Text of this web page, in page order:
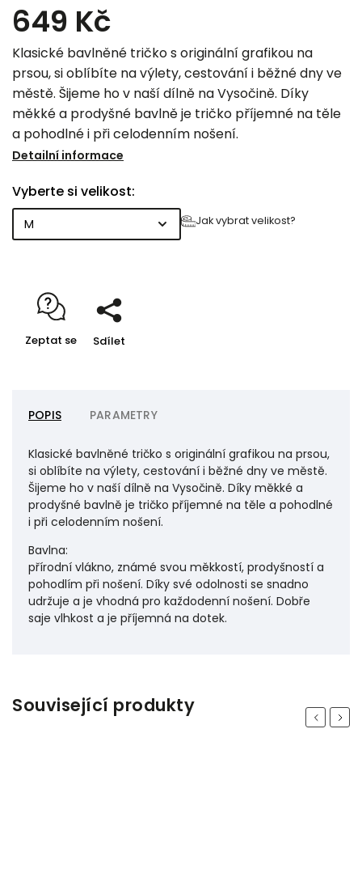
649 Kč
Klasické bavlněné tričko s originální grafikou na
prsou, si oblíbíte na výlety, cestování i běžné dny ve
městě. Šijeme ho v naší dílně na Vysočině. Díky
měkké a prodyšné bavlně je tričko příjemné na těle
a pohodlné i při celodenním nošení.
Detailní informace
Vyberte si velikost:
Jak vybrat velikost?
Zeptat se Sdílet
POPIS PARAMETRY
Klasické bavlněné tričko s originální grafikou na prsou,
si oblíbíte na výlety, cestování i běžné dny ve městě.
Šijeme ho v naší dílně na Vysočině. Díky měkké a
prodyšné bavlně je tričko příjemné na těle a pohodlné
i při celodenním nošení.
Bavlna:
přírodní vlákno, známé svou měkkostí, prodyšností a
pohodlím při nošení. Díky své odolnosti se snadno
udržuje a je vhodná pro každodenní nošení. Dobře
saje vlhkost a je příjemná na dotek.
Související produkty Previous
Next